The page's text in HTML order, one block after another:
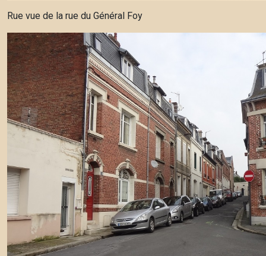
Rue vue de la rue du Général Foy